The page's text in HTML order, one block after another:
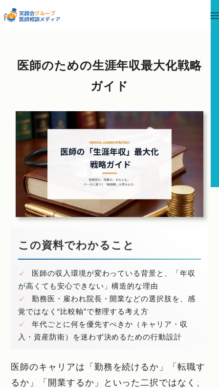
医師のための生涯年収最大化戦略
ガイド
この資料でわかること
✓
医師の収入環境が変わっている背景と、「年収
が高くても安心できない」構造的な理由
✓
勤務医・雇われ院長・開業などの選択肢を、感
覚ではなく“比較軸”で整理する考え方
✓
年代ごとに何を優先すべきか（キャリア・収
入・資産防衛）を迷わず決めるための行動設計
医師のキャリアは「勤務を続けるか」「転職す
るか」「開業するか」といった二択ではなく、